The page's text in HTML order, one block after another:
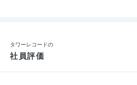
タワーレコードの
社員評価